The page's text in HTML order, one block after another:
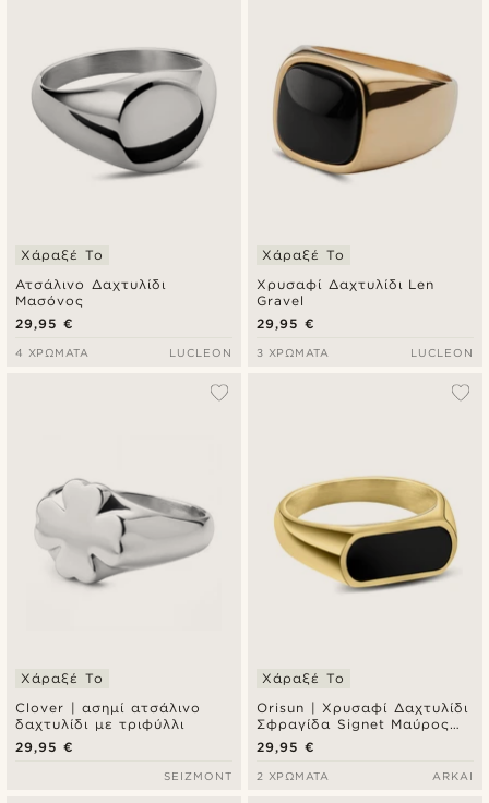
Ατσάλινο Δαχτυλίδι
Μασόνος
Χάραξέ Το
29,95 €
4 ΧΡΏΜΑΤΑ LUCLEON
Χρυσαφί Δαχτυλίδι Len
Gravel
Χάραξέ Το
29,95 €
3 ΧΡΏΜΑΤΑ LUCLEON
Clover | ασημί ατσάλινο
δαχτυλίδι με τριφύλλι
Χάραξέ Το
29,95 €
SEIZMONT
Orisun | Χρυσαφί Δαχτυλίδι
Σφραγίδα Signet Μαύρος
Όνυχας
Χάραξέ Το
29,95 €
2 ΧΡΏΜΑΤΑ ARKAI